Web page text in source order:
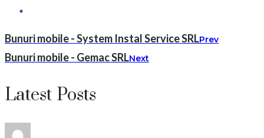
Bunuri mobile - System Instal Service SRLPrev
Bunuri mobile - Gemac SRLNext
Latest Posts